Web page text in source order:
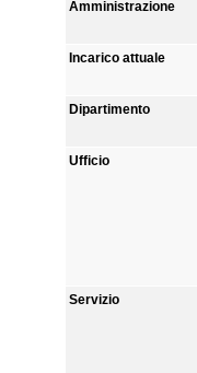
Amministrazione
Incarico attuale
Dipartimento
Ufficio
Servizio